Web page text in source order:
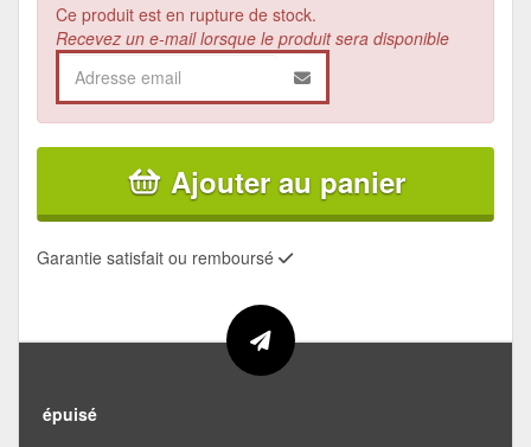
Ce produit est en rupture de stock.
Recevez un e-mail lorsque le produit sera disponible
Ajouter au panier
Garantie satisfait ou remboursé
épuisé